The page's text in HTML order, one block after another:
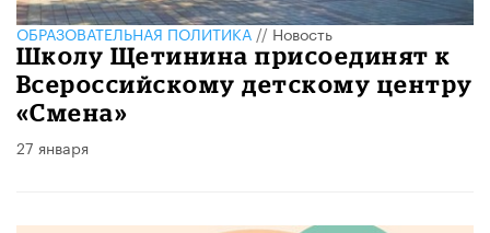
ОБРАЗОВАТЕЛЬНАЯ ПОЛИТИКА//Новость
Школу Щетинина присоединят к
Всероссийскому детскому центру
«Смена»
27 января